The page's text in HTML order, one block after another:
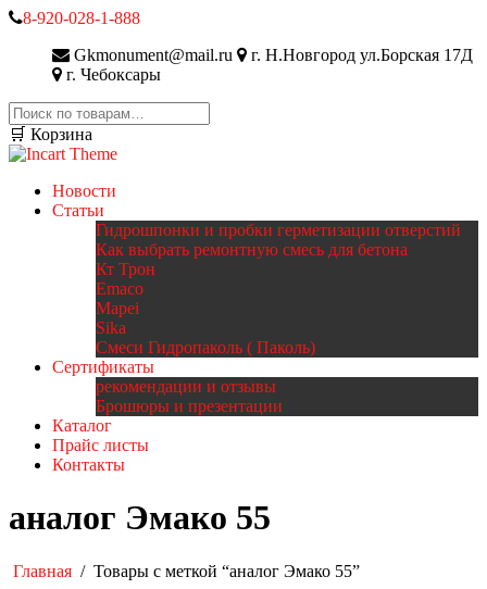
8-920-028-1-888
Gkmonument@mail.ru
г. Н.Новгород ул.Борская 17Д
г. Чебоксары
Искать:
🛒 Корзина
Новости
Статьи
Гидрошпонки и пробки герметизации отверстий
Как выбрать ремонтную смесь для бетона
Кт Трон
Emaco
Mapei
Sika
Смеси Гидропаколь ( Паколь)
Сертификаты
рекомендации и отзывы
Брошюры и презентации
Каталог
Прайс листы
Контакты
аналог Эмако 55
Главная / Товары с меткой “аналог Эмако 55”